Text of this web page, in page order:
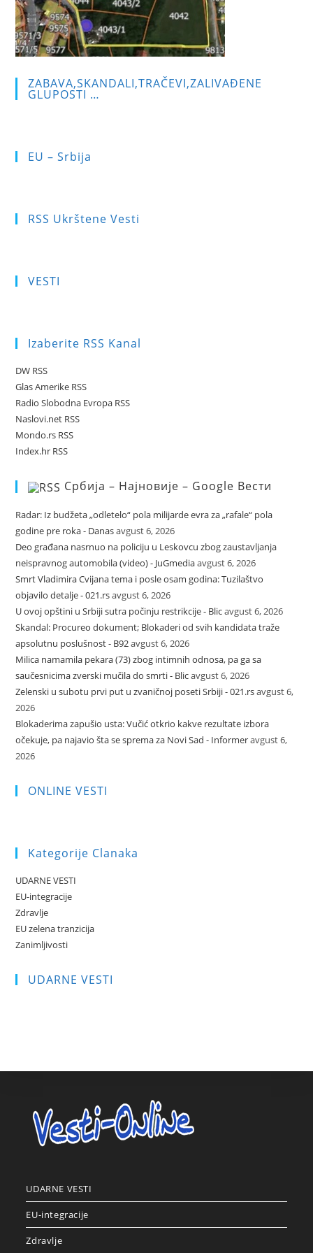
ZABAVA,SKANDALI,TRAČEVI,ZALIVAĐENE
GLUPOSTI …
EU – Srbija
RSS Ukrštene Vesti
VESTI
Izaberite RSS Kanal
DW RSS
Glas Amerike RSS
Radio Slobodna Evropa RSS
Naslovi.net RSS
Mondo.rs RSS
Index.hr RSS
Србија – Најновије – Google Вести
Radar: Iz budžeta „odletelo“ pola milijarde evra za „rafale“ pola
godine pre roka - Danasavgust 6, 2026
Deo građana nasrnuo na policiju u Leskovcu zbog zaustavljanja
neispravnog automobila (video) - JuGmediaavgust 6, 2026
Smrt Vladimira Cvijana tema i posle osam godina: Tuzilaštvo
objavilo detalje - 021.rsavgust 6, 2026
U ovoj opštini u Srbiji sutra počinju restrikcije - Blicavgust 6, 2026
Skandal: Procureo dokument; Blokaderi od svih kandidata traže
apsolutnu poslušnost - B92avgust 6, 2026
Milica namamila pekara (73) zbog intimnih odnosa, pa ga sa
saučesnicima zverski mučila do smrti - Blicavgust 6, 2026
Zelenski u subotu prvi put u zvaničnoj poseti Srbiji - 021.rsavgust 6,
2026
Blokaderima zapušio usta: Vučić otkrio kakve rezultate izbora
očekuje, pa najavio šta se sprema za Novi Sad - Informeravgust 6,
2026
ONLINE VESTI
Kategorije Clanaka
UDARNE VESTI
EU-integracije
Zdravlje
EU zelena tranzicija
Zanimljivosti
UDARNE VESTI
UDARNE VESTI
EU-integracije
Zdravlje